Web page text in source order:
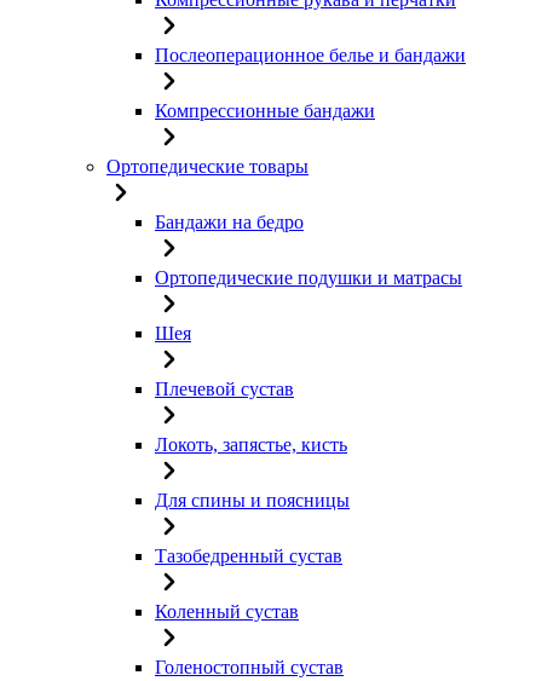
Послеоперационное белье и бандажи
Компрессионные бандажи
Ортопедические товары
Бандажи на бедро
Ортопедические подушки и матрасы
Шея
Плечевой сустав
Локоть, запястье, кисть
Для спины и поясницы
Тазобедренный сустав
Коленный сустав
Голеностопный сустав